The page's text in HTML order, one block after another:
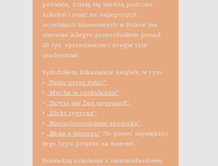
pozwala, dzielę się wiedzą podczas
szkoleń i zajęć na najlepszych
uczelniach biznesowych w Polsce (na
zlecenie Allegro przeszkoliłem ponad
10 tys. sprzedawców i drugie tyle
studentów).
Spłodziłem kilkanaście książek, w tym:
• „Tanio przez świat”,
• „Mucha w czekoladzie”,
• „Targuj się! Zen negocjacji”,
• „Efekt tygrysa”,
• „Nieruchomościowe seppuku”,
• „Biblia e-biznesu”(to ponoć największy
tego typu projekt na świecie).
Prowadzę szkolenia z niestandardowej